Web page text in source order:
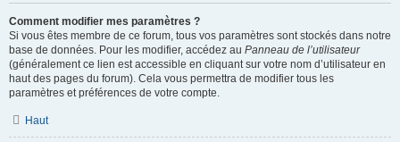
Comment modifier mes paramètres ?
Si vous êtes membre de ce forum, tous vos paramètres sont stockés dans notre
base de données. Pour les modifier, accédez au Panneau de l’utilisateur
(généralement ce lien est accessible en cliquant sur votre nom d’utilisateur en
haut des pages du forum). Cela vous permettra de modifier tous les
paramètres et préférences de votre compte.
Haut